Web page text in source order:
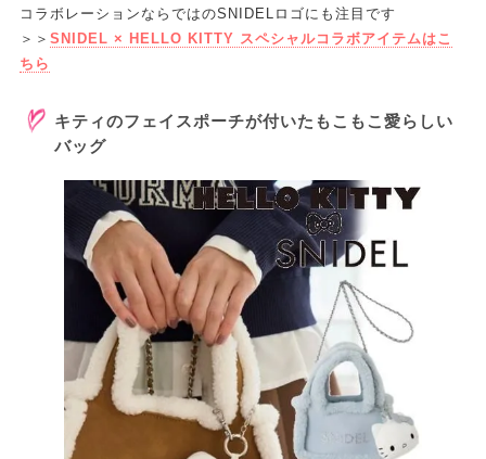
コラボレーションならではのSNIDELロゴにも注目です
＞＞ SNIDEL × HELLO KITTY スペシャルコラボアイテムはこ
ちら
キティのフェイスポーチが付いたもこもこ愛らしい
バッグ